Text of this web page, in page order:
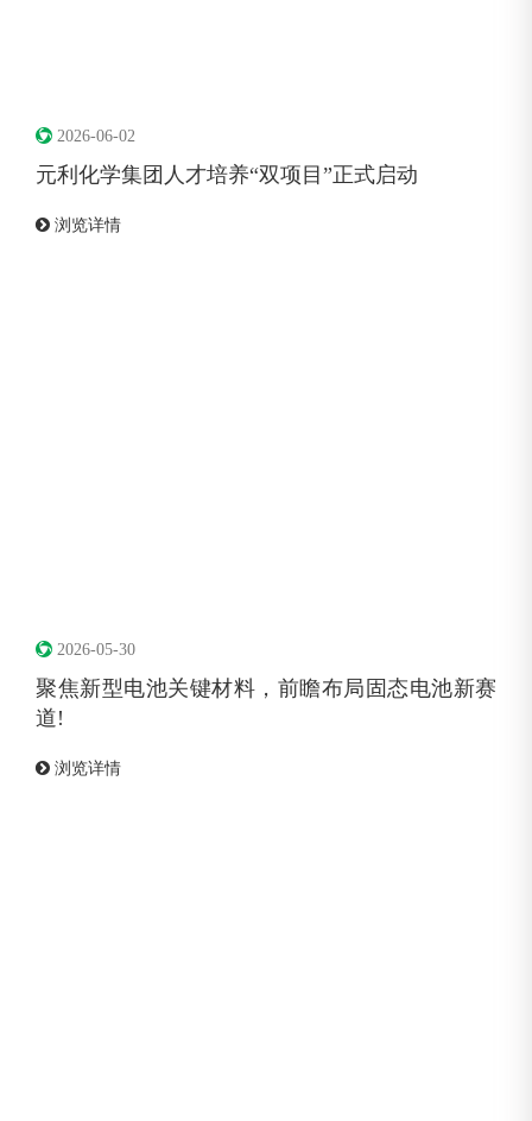
2026-06-02
元利化学集团人才培养“双项目”正式启动
浏览详情
2026-05-30
聚焦新型电池关键材料，前瞻布局固态电池新赛
道!
浏览详情